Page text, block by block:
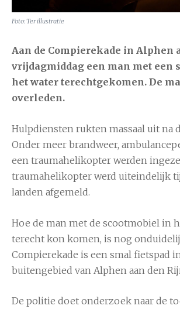
Foto: Ter illustratie
Aan de Compierekade in Alphen
vrijdagmiddag een man met een
het water terechtgekomen. De
overleden.
Hulpdiensten rukten massaal uit na
Onder meer brandweer,
een traumahelikopter werden
traumahelikopter werd uiteindelijk
landen afgemeld.
Hoe de man met de scootmobiel in
terecht kon komen, is nog
Compierekade is een smal fietspad
buitengebied van Alphen aan den
De politie doet onderzoek naar de